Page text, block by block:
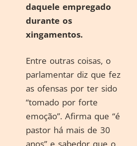
daquele empregado
durante os
xingamentos.
Entre outras coisas, o
parlamentar diz que fez
as ofensas por ter sido
“tomado por forte
emoção”. Afirma que “é
pastor há mais de 30